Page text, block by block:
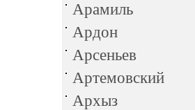
Арамиль
Ардон
Арсеньев
Артемовский
Архыз